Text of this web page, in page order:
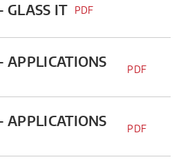
GLASS IT PDF
APPLICATIONS
PDF
APPLICATIONS
PDF